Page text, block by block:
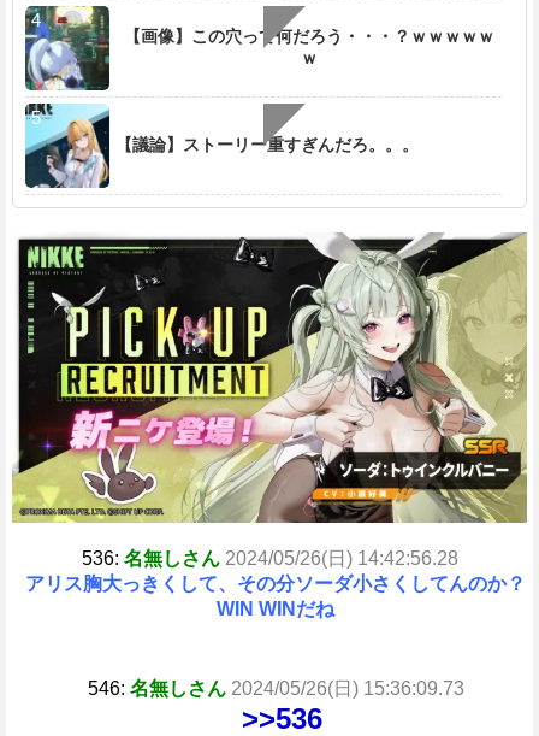
【画像】この穴って何だろう・・・？ｗｗｗｗｗ
ｗ
【議論】ストーリー重すぎんだろ。。。
536: 名無しさん 2024/05/26(日) 14:42:56.28
アリス胸大っきくして、その分ソーダ小さくしてんのか？
WIN WINだね
546: 名無しさん 2024/05/26(日) 15:36:09.73
>>536